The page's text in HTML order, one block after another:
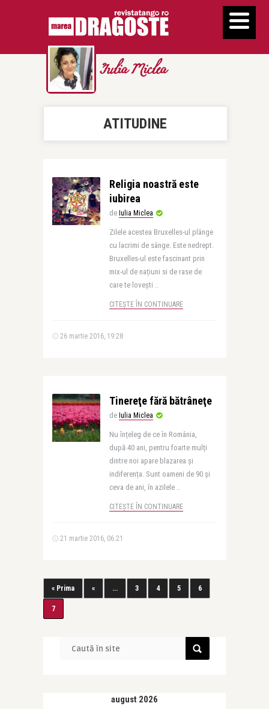
Iulia Miclea
ATITUDINE
Religia noastră este
iubirea
de Iulia Miclea
Zilele acestea Bruxelles-ul plânge
cu lacrimi de sânge. Este nedrept.
Bruxelles-ul este fascinant prin
mix-ul de națiuni si de rase de
care te lovești ..
CITEȘTE ÎN CONTINUARE
26 martie 2016, 19:28
Tinereţe fără bătrâneţe
de Iulia Miclea
Nu înțeleg de ce în România,
după 40 ani, pentru foarte mulți
dintre noi apare blazarea și
indiferența. Sunt oameni de 90 și
ceva de ani, în azilele ..
CITEȘTE ÎN CONTINUARE
21 martie 2016, 06:21
« Prima « ... 3 4 5 6
7
august 2026